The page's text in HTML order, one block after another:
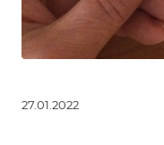
27.01.2022